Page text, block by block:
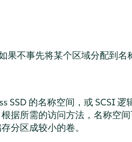
果不事先将某个区域分配到名
SSD 的名称空间，或 SCSI 逻
据所需的访问方法，名称空
分区成较小的卷。